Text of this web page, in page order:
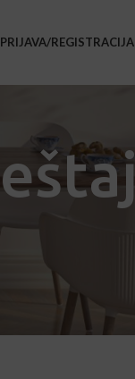
PRIJAVA/REGISTRACIJA